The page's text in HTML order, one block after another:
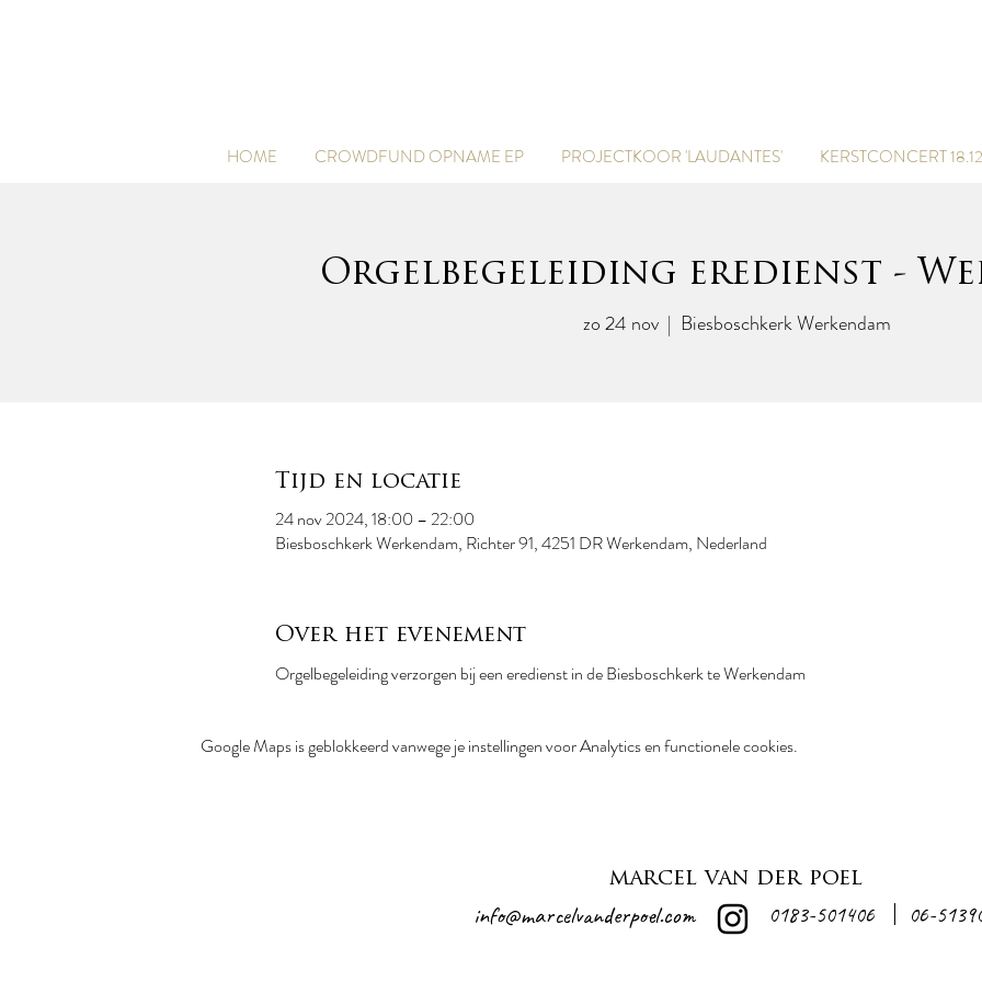
HOME CROWDFUND OPNAME EP PROJECTKOOR 'LAUDANTES' KERSTCONCERT
Orgelbegeleiding eredienst -
zo 24 nov
  |
Biesboschkerk Werkendam
Tijd en locatie
24 nov 2024, 18:00 – 22:00
Biesboschkerk Werkendam, Richter 91, 4251 DR Werkendam, Nederland
Over het evenement
Orgelbegeleiding verzorgen bij een eredienst in de Biesboschkerk te Werkendam
Google Maps is geblokkeerd vanwege je instellingen voor Analytics en functionele cookies.
marcel van der poel
info@marcelvanderpoel.com 0183-501406 06-